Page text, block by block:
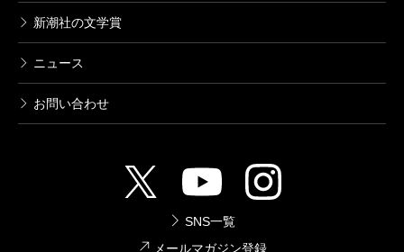
新潮社の文学賞
ニュース
お問い合わせ
SNS一覧
メールマガジン登録